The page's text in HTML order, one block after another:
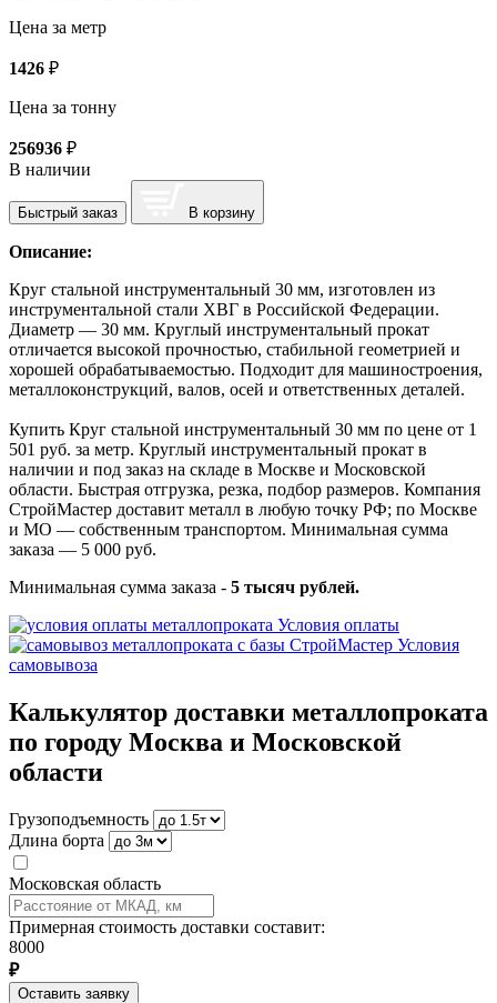
Цена за метр
1426 ₽
Цена за тонну
256936 ₽
В наличии
Быстрый заказ В корзину
Описание:
Круг стальной инструментальный 30 мм, изготовлен из
инструментальной стали ХВГ в Российской Федерации.
Диаметр — 30 мм. Круглый инструментальный прокат
отличается высокой прочностью, стабильной геометрией и
хорошей обрабатываемостью. Подходит для машиностроения,
металлоконструкций, валов, осей и ответственных деталей.
Купить Круг стальной инструментальный 30 мм по цене от 1
501 руб. за метр. Круглый инструментальный прокат в
наличии и под заказ на складе в Москве и Московской
области. Быстрая отгрузка, резка, подбор размеров. Компания
СтройМастер доставит металл в любую точку РФ; по Москве
и МО — собственным транспортом. Минимальная сумма
заказа — 5 000 руб.
Минимальная сумма заказа - 5 тысяч рублей.
Условия оплаты
Условия
самовывоза
Калькулятор доставки металлопроката
по городу Москва и Московской
области
Грузоподъемность
Длина борта
Московская область
Примерная стоимость доставки составит:
8000
₽
Оставить заявку